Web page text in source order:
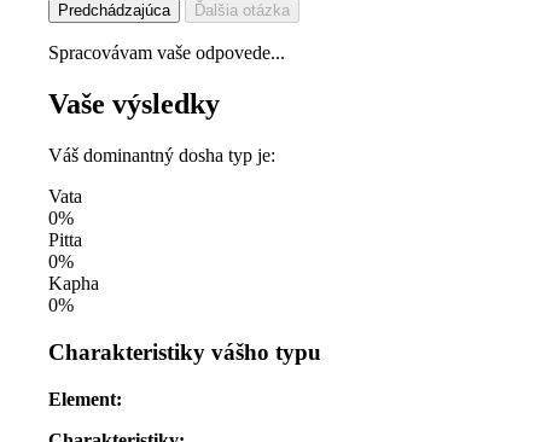
Predchádzajúca Ďalšia otázka
Spracovávam vaše odpovede...
Vaše výsledky
Váš dominantný dosha typ je:
Vata
0%
Pitta
0%
Kapha
0%
Charakteristiky vášho typu
Element: